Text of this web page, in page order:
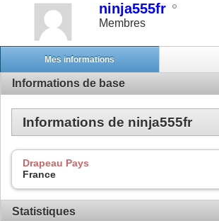
ninja555fr
Membres
Mes informations
Informations de base
Informations de ninja555fr
Drapeau Pays
France
Statistiques